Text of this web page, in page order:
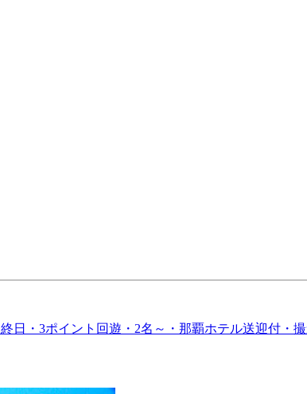
日・3ポイント回遊・2名～・那覇ホテル送迎付